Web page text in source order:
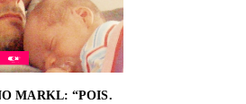
MARKL: “POIS.